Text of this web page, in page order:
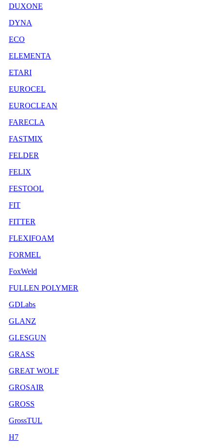
DUXONE
DYNA
ECO
ELEMENTA
ETARI
EUROCEL
EUROCLEAN
FARECLA
FASTMIX
FELDER
FELIX
FESTOOL
FIT
FITTER
FLEXIFOAM
FORMEL
FoxWeld
FULLEN POLYMER
GDLabs
GLANZ
GLESGUN
GRASS
GREAT WOLF
GROSAIR
GROSS
GrossTUL
H7